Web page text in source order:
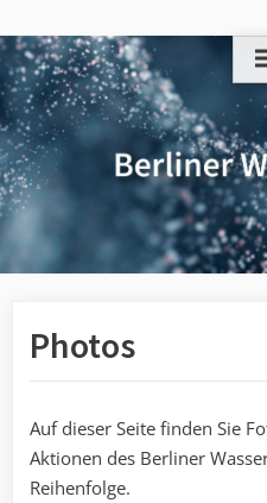
to
content
Photos
Auf dieser Seite finden Sie
Aktionen des Berliner
Reihenfolge.